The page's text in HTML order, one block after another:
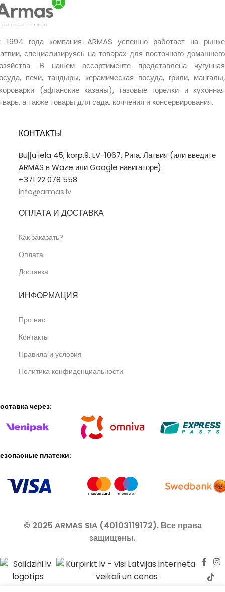
1994 года компания ARMAS успешно работает на рынке
специализируясь на товарах для восточного домашнего
В нашем ассортименте представлена чугунная
печи, тандыры, керамическая посуда, грили, мангалы,
(афганские казаны), газовые горелки и кухонная
а также товары для сада, копчения и консервирования.
КОНТАКТЫ
Buļļu iela 45, korp.9, LV-1067, Рига, Латвия (или введите
ARMAS в Waze или Google навигаторе).
+371 22 078 558
info@armas.lv
ОПЛАТА И ДОСТАВКА
Как заказать?
Оплата
Доставка
ИНФОРМАЦИЯ
Про нас
Контакты
Правила и условия
Политика конфиденциальности
через:
платежи:
© 2025 ARMAS SIA (40103119172). Все права
защищены.